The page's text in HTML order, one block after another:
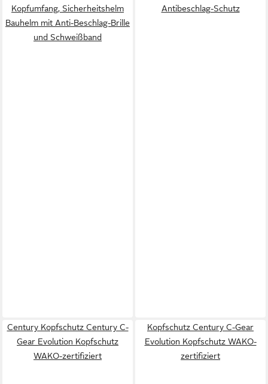
Kopfumfang, Sicherheitshelm
Bauhelm mit Anti-Beschlag-Brille
und Schweißband
Antibeschlag-Schutz
Century Kopfschutz Century C-
Gear Evolution Kopfschutz
WAKO-zertifiziert
Kopfschutz Century C-Gear
Evolution Kopfschutz WAKO-
zertifiziert